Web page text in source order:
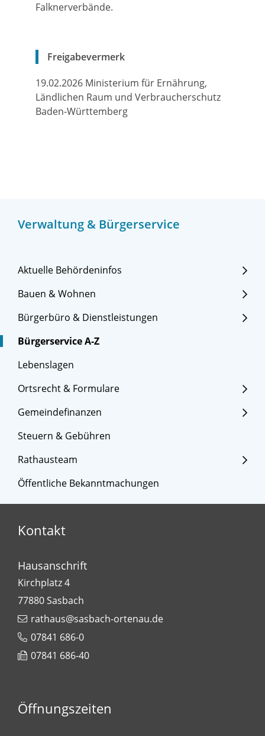
Verwaltung & Bürgerservice
Aktuelle Behördeninfos
Bauen & Wohnen
Bürgerbüro & Dienstleistungen
Bürgerservice A-Z
Lebenslagen
Ortsrecht & Formulare
Gemeindefinanzen
Steuern & Gebühren
Rathausteam
Öffentliche Bekanntmachungen
Falknerverbände.
Freigabevermerk
19.02.2026 Ministerium für Ernährung,
Ländlichen Raum und Verbraucherschutz
Baden-Württemberg
Kontakt
Hausanschrift
Kirchplatz 4
77880Sasbach
rathaus@sasbach-ortenau.de
07841 686-0
07841 686-40
Öffnungszeiten